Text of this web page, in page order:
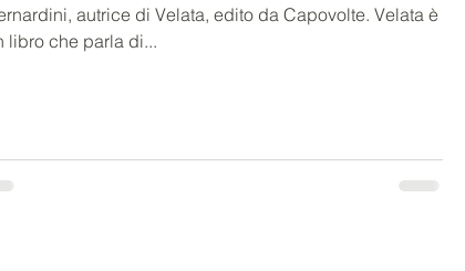
autrice di Velata, edito da Capovolte. Velata è
libro che parla di...